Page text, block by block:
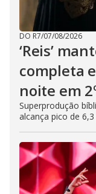
DO R7/07/08/2026
‘Reis’
completa
noite em
Superprodução
alcança pico de